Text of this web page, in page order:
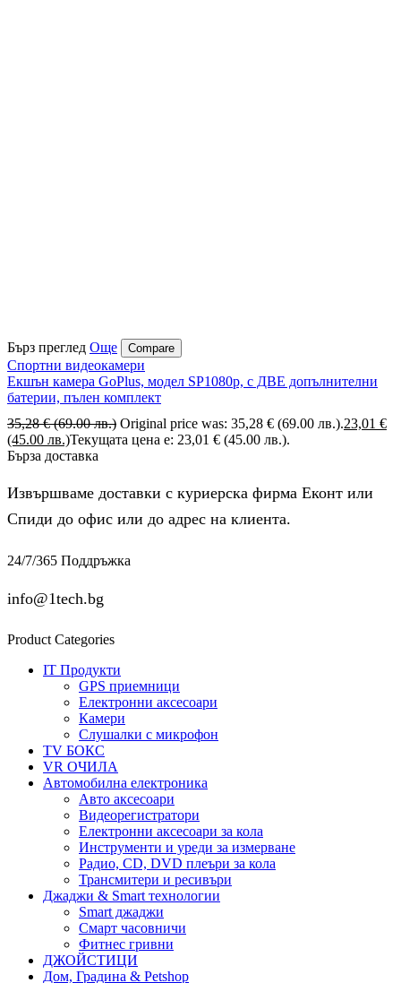
Бърз преглед Още Compare
Спортни видеокамери
Екшън камера GoPlus, модел SP1080p, с ДВЕ допълнителни
батерии, пълен комплект
35,28€ (69.00 лв.) Original price was: 35,28 € (69.00 лв.).23,01 €
(45.00 лв.)Текущата цена е: 23,01 € (45.00 лв.).
Бърза доставка
Извършваме доставки с куриерска фирма Еконт или
Спиди до офис или до адрес на клиента.
24/7/365 Поддръжка
info@1tech.bg
Product Categories
IT Продукти
GPS приемници
Електронни аксесоари
Камери
Слушалки с микрофон
TV БОКС
VR ОЧИЛА
Автомобилна електроника
Авто аксесоари
Видеорегистратори
Електронни аксесоари за кола
Инструменти и уреди за измерване
Радио, CD, DVD плеъри за кола
Трансмитери и ресивъри
Джаджи & Smart технологии
Smart джаджи
Смарт часовничи
Фитнес гривни
ДЖОЙСТИЦИ
Дом, Градина & Petshop